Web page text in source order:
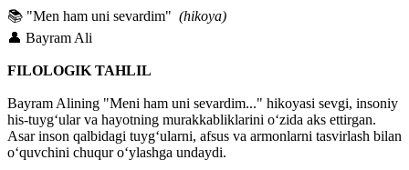
📚 "Men ham uni sevardim" (hikoya)
👤 Bayram Ali
FILOLOGIK TAHLIL
Bayram Alining "Meni ham uni sevardim..." hikoyasi sevgi, insoniy
his-tuyg‘ular va hayotning murakkabliklarini o‘zida aks ettirgan.
Asar inson qalbidagi tuyg‘ularni, afsus va armonlarni tasvirlash bilan
o‘quvchini chuqur o‘ylashga undaydi.